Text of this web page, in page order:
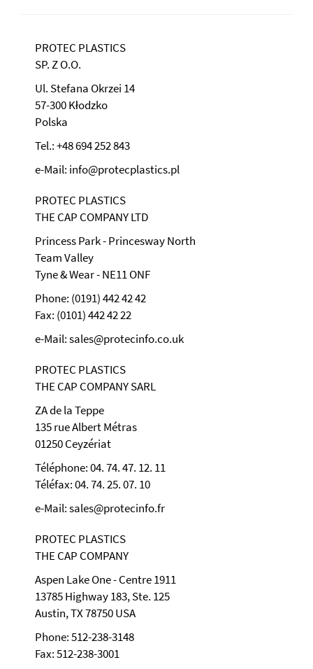
PROTEC PLASTICS
SP. Z O.O.
Ul. Stefana Okrzei 14
57-300 Kłodzko
Polska
Tel.: +48 694 252 843
e-Mail: info@protecplastics.pl
PROTEC PLASTICS
THE CAP COMPANY LTD
Princess Park - Princesway North
Team Valley
Tyne & Wear - NE11 ONF
Phone: (0191) 442 42 42
Fax: (0101) 442 42 22
e-Mail: sales@protecinfo.co.uk
PROTEC PLASTICS
THE CAP COMPANY SARL
ZA de la Teppe
135 rue Albert Métras
01250 Ceyzériat
Téléphone: 04. 74. 47. 12. 11
Téléfax: 04. 74. 25. 07. 10
e-Mail: sales@protecinfo.fr
PROTEC PLASTICS
THE CAP COMPANY
Aspen Lake One - Centre 1911
13785 Highway 183, Ste. 125
Austin, TX 78750 USA
Phone: 512-238-3148
Fax: 512-238-3001